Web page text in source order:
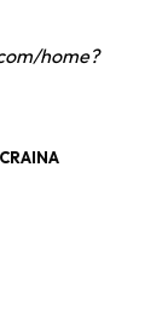
home?